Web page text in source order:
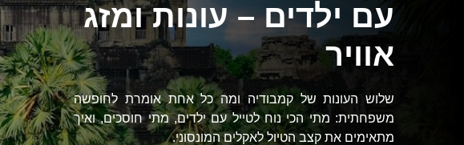
עם ילדים – עונות ומזג
אוויר
שלוש העונות של קמבודיה ומה כל אחת אומרת לחופשה
משפחתית: מתי הכי נוח לטייל עם ילדים, מתי חוסכים, ואיך
מתאימים את קצב הטיול לאקלים המונסוני.